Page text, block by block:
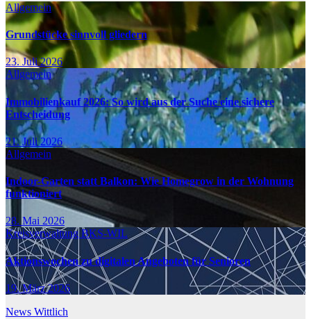
Allgemein
Grundstücke sinnvoll gliedern
23. Juli 2026
Allgemein
Immobilienkauf 2026: So wird aus der Suche eine sichere
Entscheidung
21. Juli 2026
Allgemein
Indoor-Garten statt Balkon: Wie Homegrow in der Wohnung
funktioniert
28. Mai 2026
Kreisverwaltung BKS-WIL
Aktionswochen zu digitalen Angeboten für Senioren
19. März 2026
News Wittlich